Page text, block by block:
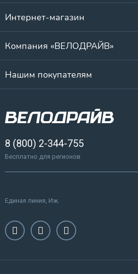
Интернет-магазин
Компания «ВЕЛОДРАЙВ»
Нашим покупателям
8 (800) 2-344-755
Бесплатно для регионов
Единая линия, Иж.